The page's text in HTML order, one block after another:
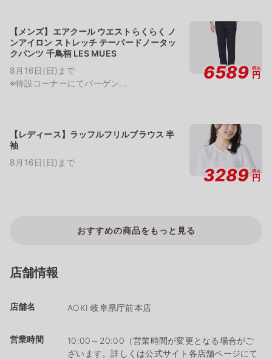
【メンズ】エアクール ウエストらくらく ノ
ンアイロン ストレッチ テーパードノータッ
クパンツ 千鳥柄 LES MUES
8月16日(日)まで
※特設コーナーにてバーゲン...
6589 税込
円
【レディース】ラッフルフリルブラウス 半
袖
8月16日(日)まで
3289 税込
円
おすすめの商品をもっと見る
店舗情報
店舗名 AOKI 岐阜県庁前本店
営業時間
10:00～20:00（営業時間が変更となる場合がご
ざいます。詳しくは公式サイト各店舗ページにて